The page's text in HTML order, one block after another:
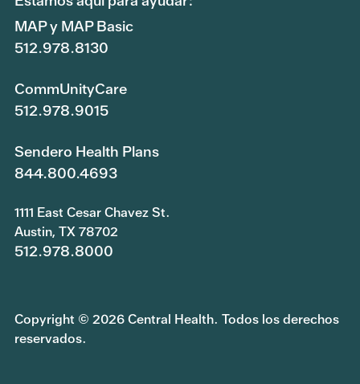
MAP y MAP Basic
512.978.8130
CommUnityCare
512.978.9015
Sendero Health Plans
844.800.4693
1111 East Cesar Chavez St.
Austin, TX 78702
512.978.8000
Copyright © 2026 Central Health. Todos los derechos
reservados.